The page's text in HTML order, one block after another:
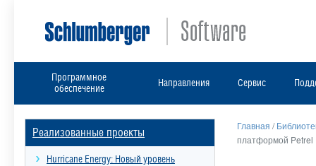
Программное
обеспечение
Направления Сервис
Реализованные проекты
Hurricane Energy: Новый уровень
Главная /
платформой Petrel